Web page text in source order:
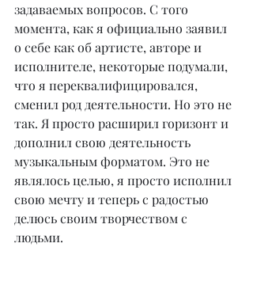
задаваемых вопросов. С того
момента, как я официально заявил
о себе как об артисте, авторе и
исполнителе, некоторые подумали,
что я переквалифицировался,
сменил род деятельности. Но это не
так. Я просто расширил горизонт и
дополнил свою деятельность
музыкальным форматом. Это не
являлось целью, я просто исполнил
свою мечту и теперь с радостью
делюсь своим творчеством с
людьми.